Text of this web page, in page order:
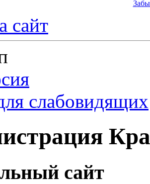
сайт
слабовидящих
сайт